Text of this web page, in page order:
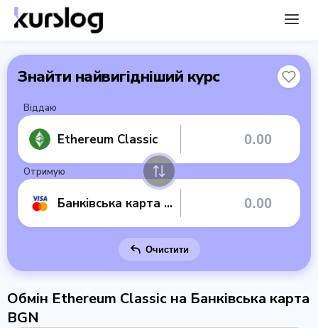
Знайти найвигідніший курс
Віддаю
Ethereum Classic
Отримую
Банківська карта BGN
Очистити
Обмін Ethereum Classic на Банківська карта
BGN